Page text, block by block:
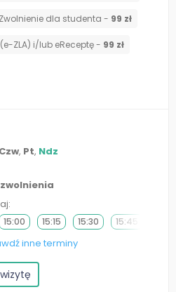
dla studenta - 99 zł
ZLA) i/lub eReceptę - 99 zł
Czw, Pt, Ndz
zwolnienia
15:00 15:15 15:30 15:45
inne terminy